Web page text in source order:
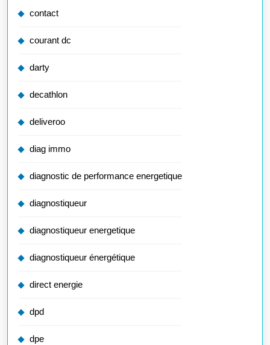
contact
courant dc
darty
decathlon
deliveroo
diag immo
diagnostic de performance energetique
diagnostiqueur
diagnostiqueur energetique
diagnostiqueur énergétique
direct energie
dpd
dpe